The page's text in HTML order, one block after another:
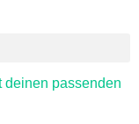
deinen passenden